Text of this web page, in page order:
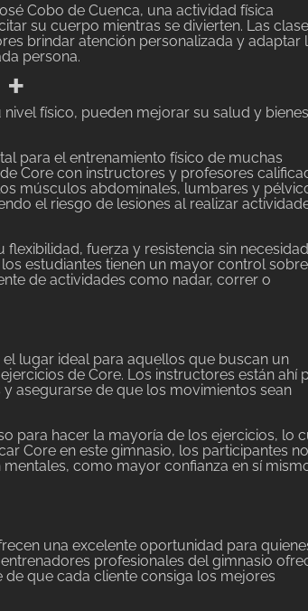
Cobo de Cuenca, una actividad física
su cuerpo mientras se divierten. Las
brindar atención personalizada y adaptar
persona.
+
físico, pueden mejorar su salud y
para el entrenamiento físico de muchas
Core con instructores y profesores
músculos abdominales, lumbares y
el riesgo de lesiones al realizar
fuerza y resistencia sin
estudiantes tienen un mayor control sobre
de actividades como nadar, correr o
lugar ideal para aquellos que buscan un
de Core. Los instructores están ahí
asegurarse de que los movimientos sean
para hacer la mayoría de los ejercicios, lo
Core en este gimnasio, los participantes no
como mayor confianza en sí
una excelente oportunidad para
profesionales del gimnasio
que cada cliente consiga los mejores